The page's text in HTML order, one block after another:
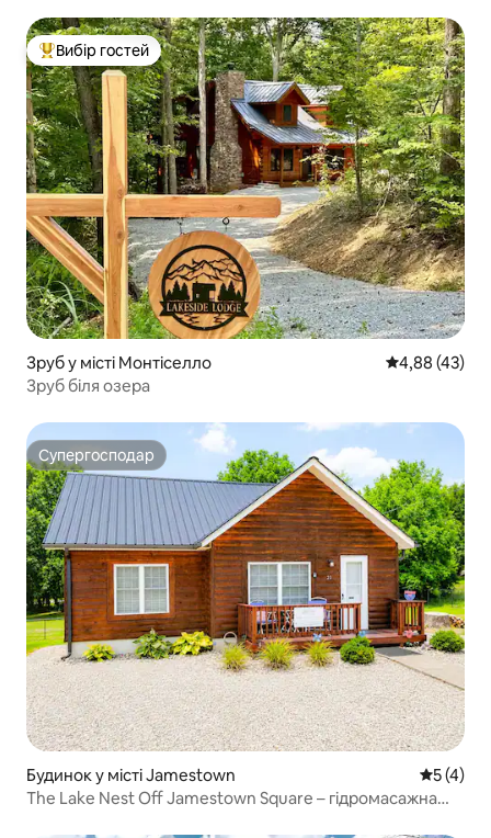
Топ вибір гостей
Вибір гостей
Зруб у місті Монтіселло Середня
4,88 (43)
Зруб біля озера
Супергосподар
Супергосподар
Будинок у місті Jamestown Середня
5 (4)
The Lake Nest Off Jamestown Square – гідромасажна